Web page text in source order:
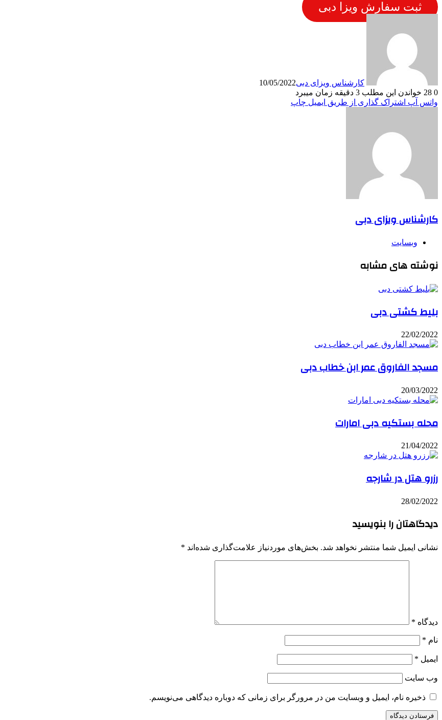
ثبت سفارش ویزا دبی
کارشناس ویزای دبی10/05/2022
0
خواندن این مطلب 3 دقیقه زمان میبرد
واتس آپ اشتراک گذاری از طریق ایمیل چاپ
کارشناس ویزای دبی
وبسایت
نوشته های مشابه
بلیط کشتی دبی
22/02/2022
مسجد الفاروق عمر ابن خطاب دبی
20/03/2022
محله بستکیه دبی امارات
21/04/2022
رزرو هتل در شارجه
28/02/2022
دیدگاهتان را بنویسید
نشانی ایمیل شما منتشر نخواهد شد. بخش‌های موردنیاز علامت‌گذاری شده‌اند *
دیدگاه *
نام *
ایمیل *
وب‌ سایت
ذخیره نام، ایمیل و وبسایت من در مرورگر برای زمانی که دوباره دیدگاهی می‌نویسم.